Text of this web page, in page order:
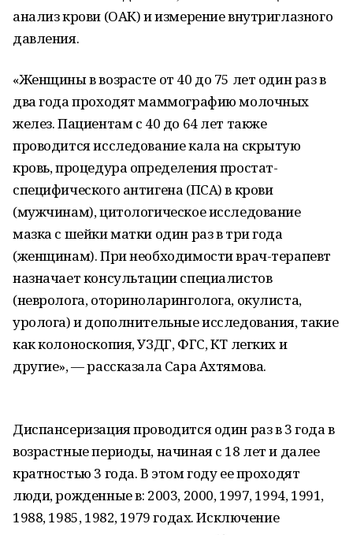
анализ крови (ОАК) и измерение внутриглазного
давления.
«Женщины в возрасте от 40 до 75 лет один раз в
два года проходят маммографию молочных
желез. Пациентам с 40 до 64 лет также
проводится исследование кала на скрытую
кровь, процедура определения простат-
специфического антигена (ПСА) в крови
(мужчинам), цитологическое исследование
мазка с шейки матки один раз в три года
(женщинам). При необходимости врач-терапевт
назначает консультации специалистов
(невролога, оториноларинголога, окулиста,
уролога) и дополнительные исследования, такие
как колоноскопия, УЗДГ, ФГС, КТ легких и
другие», — рассказала Сара Ахтямова.
Диспансеризация проводится один раз в 3 года в
возрастные периоды, начиная с 18 лет и далее
кратностью 3 года. В этом году ее проходят
люди, рожденные в: 2003, 2000, 1997, 1994, 1991,
1988, 1985, 1982, 1979 годах. Исключение